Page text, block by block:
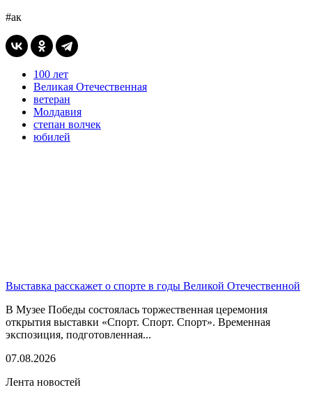
#ак
100 лет
Великая Отечественная
ветеран
Молдавия
степан волчек
юбилей
Выставка расскажет о спорте в годы Великой Отечественной
В Музее Победы состоялась торжественная церемония
открытия выставки «Спорт. Спорт. Спорт». Временная
экспозиция, подготовленная...
07.08.2026
Лента новостей